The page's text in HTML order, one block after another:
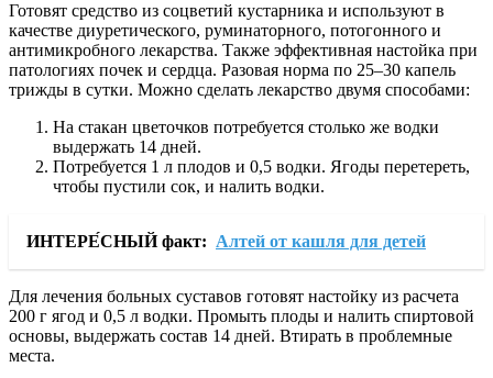
Готовят средство из соцветий кустарника и используют в
качестве диуретического, руминаторного, потогонного и
антимикробного лекарства. Также эффективная настойка при
патологиях почек и сердца. Разовая норма по 25–30 капель
трижды в сутки. Можно сделать лекарство двумя способами:
На стакан цветочков потребуется столько же водки
выдержать 14 дней.
Потребуется 1 л плодов и 0,5 водки. Ягоды перетереть,
чтобы пустили сок, и налить водки.
ИНТЕРЕ́СНЫЙ факт: Алтей от кашля для детей
Для лечения больных суставов готовят настойку из расчета
200 г ягод и 0,5 л водки. Промыть плоды и налить спиртовой
основы, выдержать состав 14 дней. Втирать в проблемные
места.